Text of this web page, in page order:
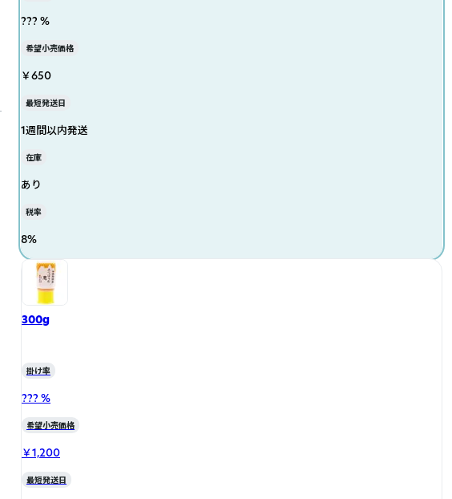
??? %
希望小売価格
￥650
最短発送日
1週間以内発送
在庫
あり
税率
8%
300g
掛け率
??? %
希望小売価格
￥1,200
最短発送日